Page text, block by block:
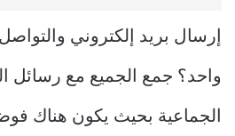
إرسال بريد إلكتروني
واحد؟ جمع الجميع مع رسائل
الجماعية بحيث يكون هناك